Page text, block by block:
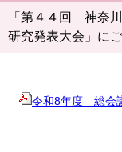
「第４４回 神奈
研究発表大会」に
令和8年度 総会